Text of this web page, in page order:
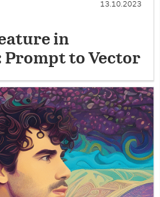
13.10.2023
in
to Vector